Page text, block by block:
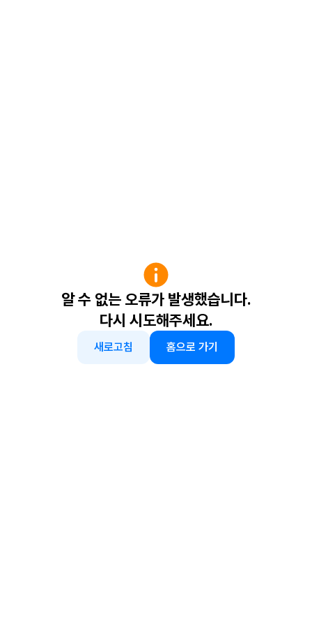
알 수 없는 오류가 발생했습니다.
다시 시도해주세요.
새로고침 홈으로 가기